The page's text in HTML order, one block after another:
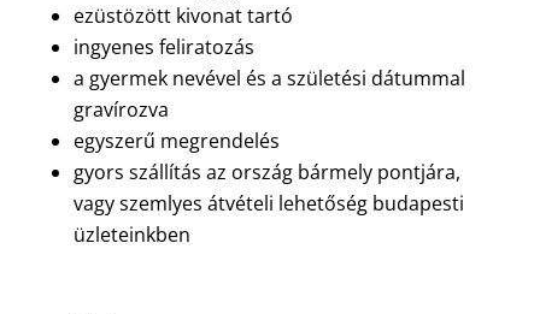
ezüstözött kivonat tartó
ingyenes feliratozás
a gyermek nevével és a születési dátummal
gravírozva
egyszerű megrendelés
gyors szállítás az ország bármely pontjára,
vagy szemlyes átvételi lehetőség budapesti
üzleteinkben